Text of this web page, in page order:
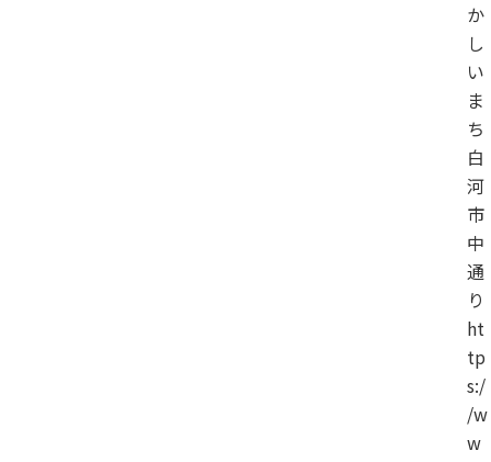
か
し
い
ま
ち
白
河
市
中
通
り
ht
tp
s:/
/w
w